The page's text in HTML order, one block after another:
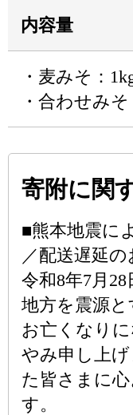
内容量
・麦みそ：
・合わせみ
寄附に関
■熊本地震に
／配送遅延
令和8年7月
地方を震源と
お亡くなり
やみ申し上
た皆さまに
す。